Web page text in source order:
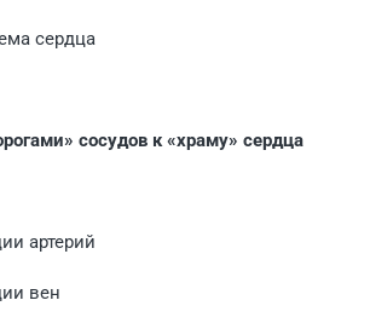
сердца
сосудов к «храму» сердца
артерий
вен